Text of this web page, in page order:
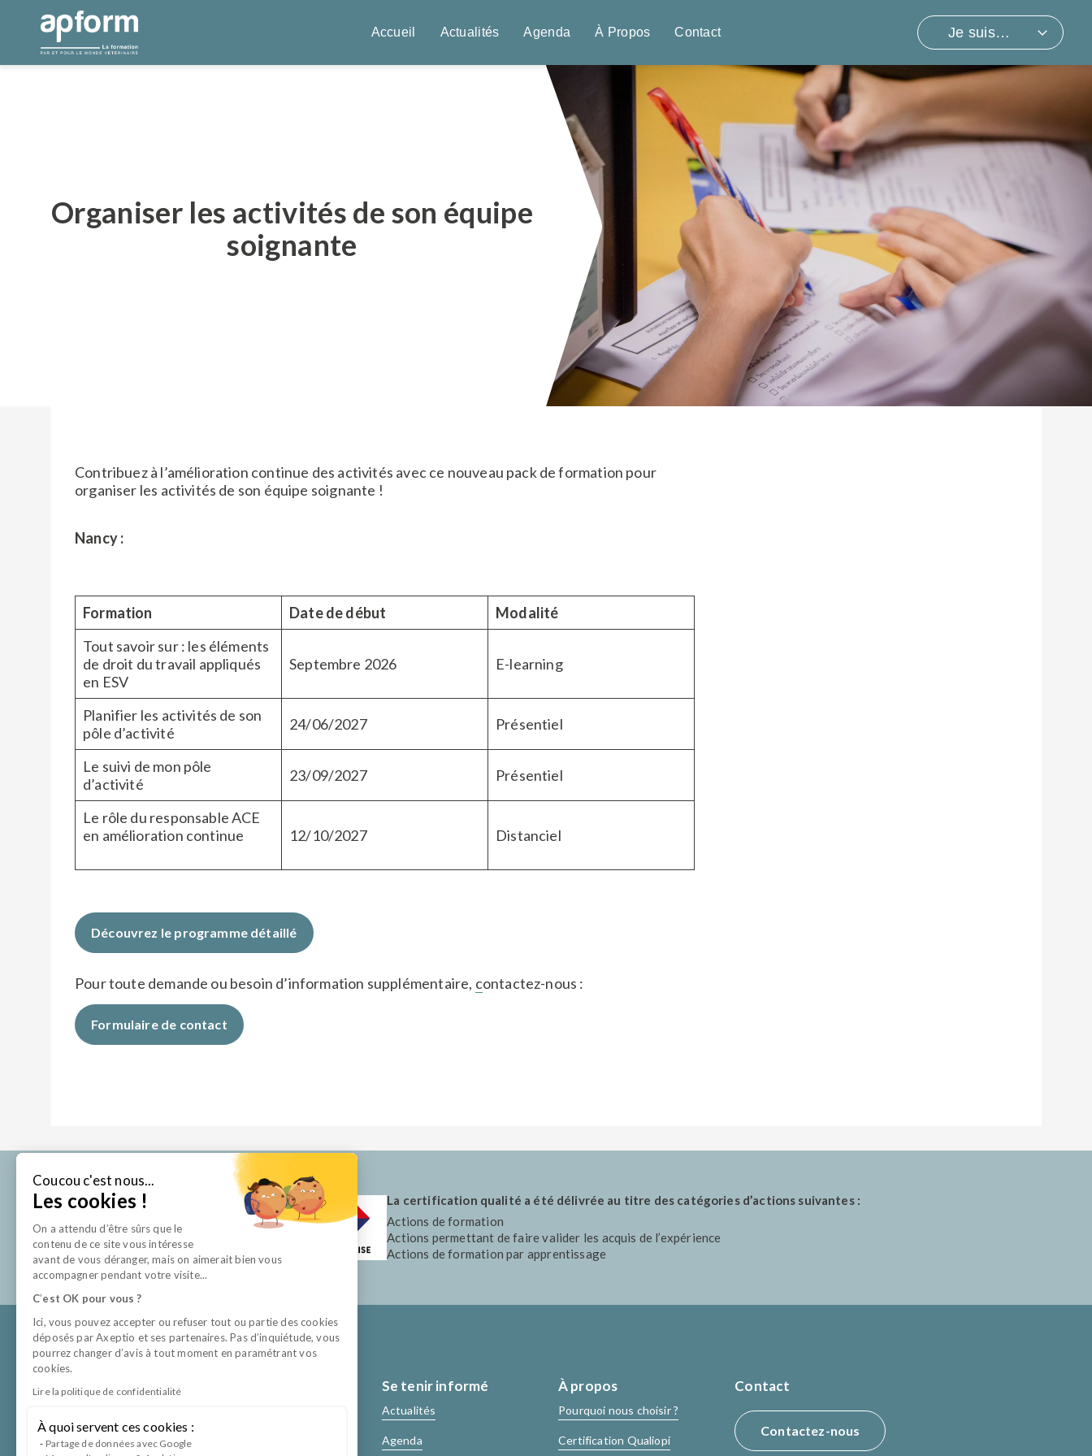
Coucou c'est nous...
Les cookies !
On a attendu d’être sûrs que le
contenu de ce site vous intéresse
avant de vous déranger, mais on aimerait bien vous
accompagner pendant votre visite...
C’est OK pour vous ?
Ici, vous pouvez accepter ou refuser tout ou partie des cookies
déposés par Axeptio et ses partenaires. Pas d’inquiétude, vous
pourrez changer d’avis à tout moment en paramétrant vos
cookies.
Lire la politique de confidentialité
À quoi servent ces cookies :
Partage de données avec Google
contenu
Accueil Actualités Agenda À Propos Contact Je suis…
Organiser les activités de son équipe
soignante
Contribuez à l’amélioration continue des activités avec ce nouveau pack de formation pour
organiser les activités de son équipe soignante !
Nancy :
Formation Date de début
Modalité
Tout savoir sur : les éléments
de droit du travail appliqués
en ESV​
Septembre 2026 E-learning​
Planifier les activités de son
pôle d’activité​​
24/06/2027 Présentiel​
Le suivi de mon pôle
d’activité
23/09/2027 Présentiel​
Le rôle du responsable ACE
en amélioration continue​
12/10/2027 Distanciel ​
Découvrez le programme détaillé
Pour toute demande ou besoin d’information supplémentaire, contactez-nous :
Formulaire de contact
La certification qualité a été délivrée au titre des catégories d’actions suivantes :
Actions de formation
Actions permettant de faire valider les acquis de l’expérience
Actions de formation par apprentissage
Se tenir informé
Actualités
Agenda
À propos
Pourquoi nous choisir ?
Certification Qualiopi
Contact
Contactez-nous